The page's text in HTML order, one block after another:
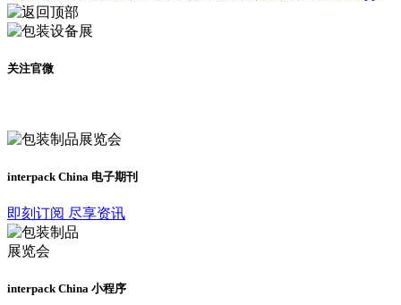
关注官微
interpack China 电子期刊
即刻订阅 尽享资讯
interpack China 小程序